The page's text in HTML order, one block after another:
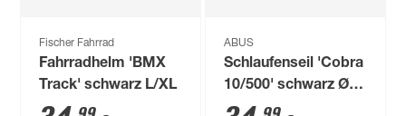
Fischer Fahrrad
Fahrradhelm 'BMX
Track' schwarz L/XL
ABUS
Schlaufenseil 'Cobra
10/500' schwarz Ø 1
x 500 cm